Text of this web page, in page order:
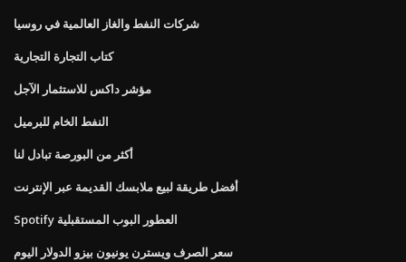
شركات النفط والغاز العالمية في روسيا
كتاب التجارة التجارية
مؤشر داكس للاستثمار الآجل
النفط الخام للبرميل
أكثر من البورصة تبادل لنا
أفضل طريقة لبيع ملابسك القديمة عبر الإنترنت
Spotify العطور البوب ​​المستقبلية
سعر الصرف ويسترن يونيون بيزو الدولار اليوم